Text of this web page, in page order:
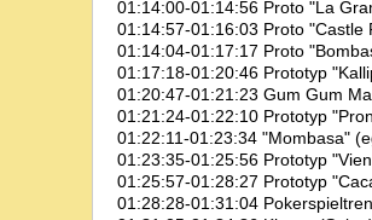
01:14:00-01:14:56 Proto "La
01:14:57-01:16:03 Proto "Castle
01:14:04-01:17:17 Proto
01:17:18-01:20:46 Prototyp
01:20:47-01:21:23 Gum Gum
01:21:24-01:22:10 Prototyp
01:22:11-01:23:34 "Mombasa"
01:23:35-01:25:56 Prototyp
01:25:57-01:28:27 Prototyp
01:28:28-01:31:04